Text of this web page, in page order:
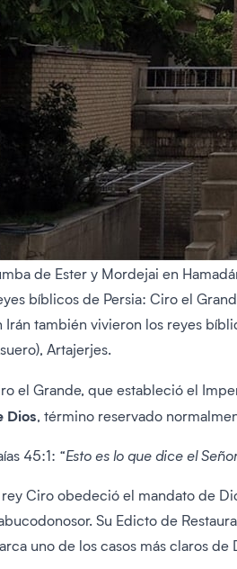
de Ester y Mordejai en
bíblicos de Persia: Ciro el
Irán también vivieron los reyes
Artajerjes.
el Grande, que estableció el
Dios, término reservado
45:1: “Esto es lo que dice el
rey Ciro obedeció el mandato de
Su Edicto de
uno de los casos más claros